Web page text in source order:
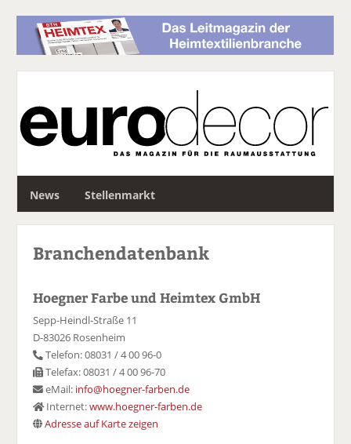
News Stellenmarkt
c
Branchendatenbank
Hoegner Farbe und Heimtex GmbH
Sepp-Heindl-Straße 11
D-83026 Rosenheim
Telefon: 08031 / 4 00 96-0
Telefax: 08031 / 4 00 96-70
eMail: info@hoegner-farben.de
Internet:www.hoegner-farben.de
Adresse auf Karte zeigen